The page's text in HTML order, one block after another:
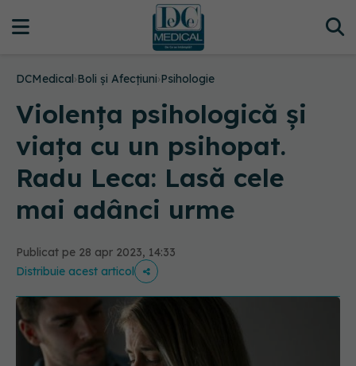
DCMedical›Boli și Afecțiuni›Psihologie
Violența psihologică și
viața cu un psihopat.
Radu Leca: Lasă cele
mai adânci urme
Publicat pe 28 apr 2023, 14:33
Distribuie acest articol